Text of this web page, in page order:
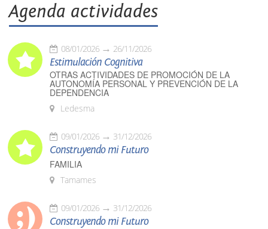
Agenda actividades
08/01/2026 26/11/2026
Estimulación Cognitiva
OTRAS ACTIVIDADES DE PROMOCIÓN DE LA
AUTONOMÍA PERSONAL Y PREVENCIÓN DE LA
DEPENDENCIA
Ledesma
09/01/2026 31/12/2026
Construyendo mi Futuro
FAMILIA
Tamames
09/01/2026 31/12/2026
Construyendo mi Futuro